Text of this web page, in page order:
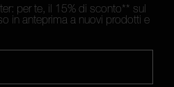
per te, il 15% di sconto** sul
in anteprima a nuovi prodotti e